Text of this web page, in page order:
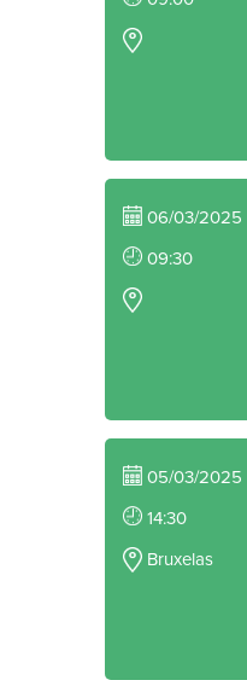
06/03/2025
09:30
05/03/2025
14:30
Bruxelas